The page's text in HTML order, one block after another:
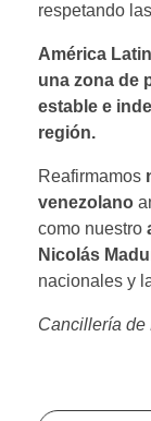
respetando
América
una zona de
estable e
región.
Reafirmamos
venezolano
como nuestro
Nicolás
nacionales y
Cancillería de